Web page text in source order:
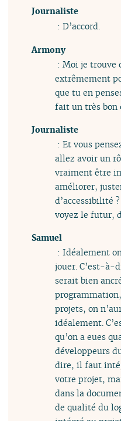
Journaliste
: D’accord.
Armony
: Moi je trouve
extrêmement
que tu en
fait un très bon
Journaliste
: Et vous
allez avoir un
vraiment être
améliorer,
d’accessibilité
voyez le futur,
Samuel
: Idéalement
jouer. C’est-à-
serait bien
projets, on
idéalement.
qu’on a eues
développeurs
dire, il faut
votre projet,
dans la
de qualité du